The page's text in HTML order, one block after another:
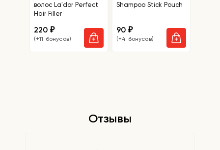
волос La'dor Perfect
Hair Filler
220 ₽
(+11 бонусов)
Shampoo Stick Pouch
90 ₽
(+4 бонусов)
Отзывы